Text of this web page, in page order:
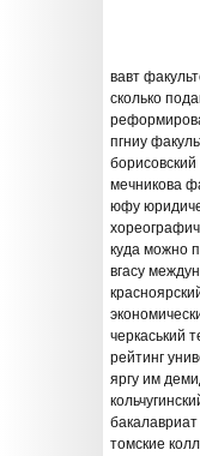
вавт
сколько
пгниу
мечникова
юфу
куда можно
вгасу
черкаський
рейтинг
яргу им
томские